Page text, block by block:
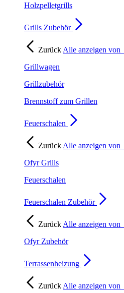
Holzpelletgrills
Grills Zubehör
Zurück Alle anzeigen von
Grillwagen
Grillzubehör
Brennstoff zum Grillen
Feuerschalen
Zurück Alle anzeigen von
Ofyr Grills
Feuerschalen
Feuerschalen Zubehör
Zurück Alle anzeigen von
Ofyr Zubehör
Terrassenheizung
Zurück Alle anzeigen von